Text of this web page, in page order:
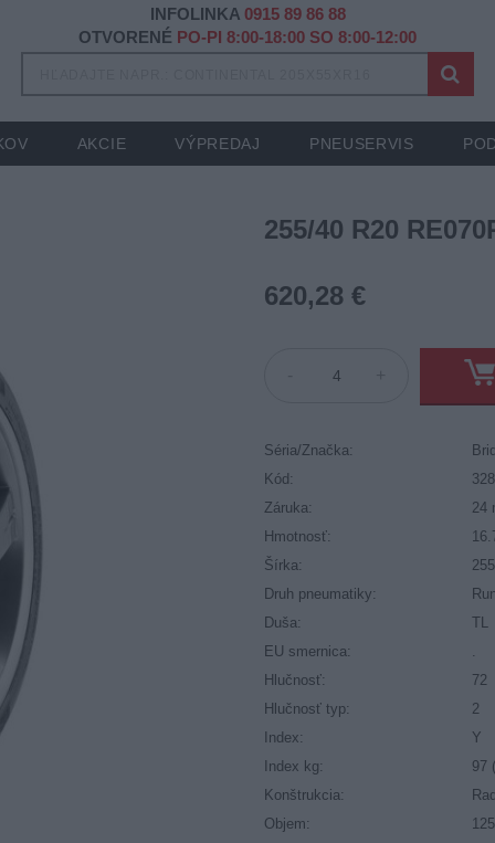
255/40 R20
620,28 €
Séria/Značka:
Kód:
Záruka:
24
Hmotnosť:
Šírka:
Druh pneumatiky:
Duša:
TL
EU smernica:
.
Hlučnosť:
72
Hlučnosť typ:
2
Index:
Y
Index kg:
97
Konštrukcia:
Objem:
INFOLINKA 0915 89 86 88
OTVORENÉ PO-PI 8:00-18:00 SO 8:00-12:00
AKCIE VÝPREDAJ PNEUSERVIS